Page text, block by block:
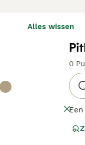
Alles wissen
0